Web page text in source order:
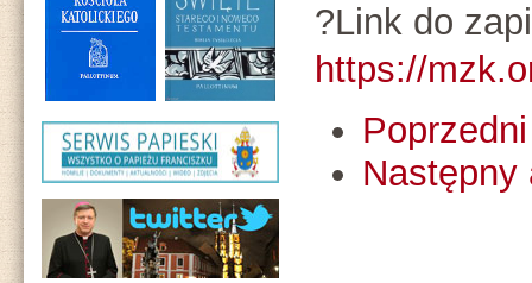
?Link do
https://
Następny